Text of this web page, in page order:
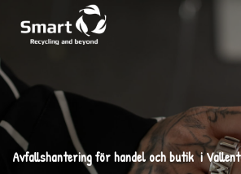
Avfallshantering för handel och butik i